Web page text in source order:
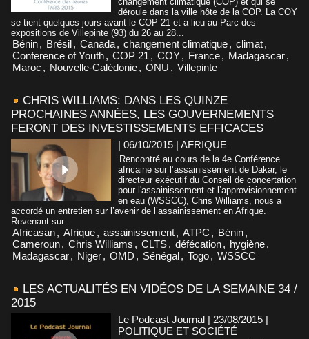
déroule dans la ville hôte de la COP. La COY
se tient quelques jours avant le COP 21 et a lieu au Parc des
expositions de Villepinte (93) du 26 au 28...
Bénin, Brésil, Canada, changement climatique, climat,
Conference of Youth, COP 21 , COY, France, Madagascar,
Maroc , Nouvelle-Calédonie, ONU , Villepinte
CHRIS WILLIAMS: DANS LES QUINZE
PROCHAINES ANNÉES, LES GOUVERNEMENTS
FERONT DES INVESTISSEMENTS EFFICACES
| 06/10/2015 | AFRIQUE
Rencontré au cours de la 4e Conférence
africaine sur l’assainissement de Dakar, le
directeur exécutif du Conseil de concertation
pour l'assainissement et l’approvisionnement
en eau (WSSCC), Chris Williams, nous a
accordé un entretien sur l’avenir de l’assainissement en Afrique.
Revenant sur...
Africasan, Afrique, assainissement, ATPC , Bénin,
Cameroun, Chris Williams , CLTS, défécation, hygiène,
Madagascar, Niger, OMD , Sénégal, Togo, WSSCC
LES ACTUALITÉS EN VIDÉOS DE LA SEMAINE 34 /
2015
Le Podcast Journal | 23/08/2015 |
POLITIQUE ET SOCIÉTÉ